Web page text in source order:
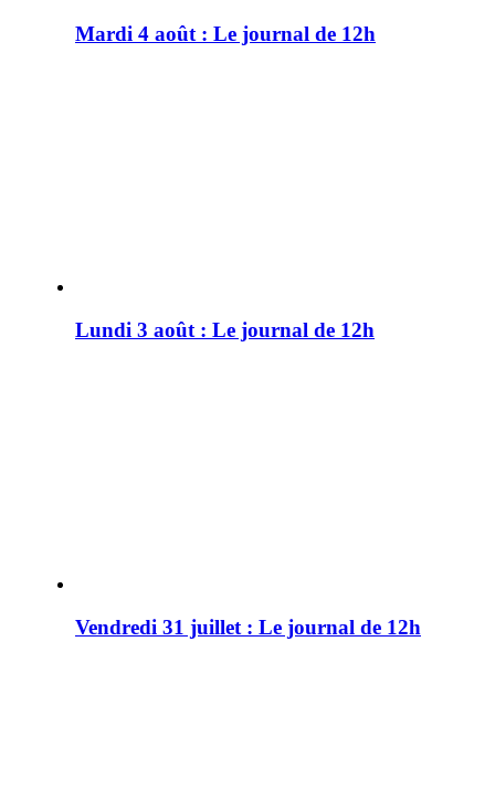
Mardi 4 août : Le journal de 12h
Lundi 3 août : Le journal de 12h
Vendredi 31 juillet : Le journal de 12h